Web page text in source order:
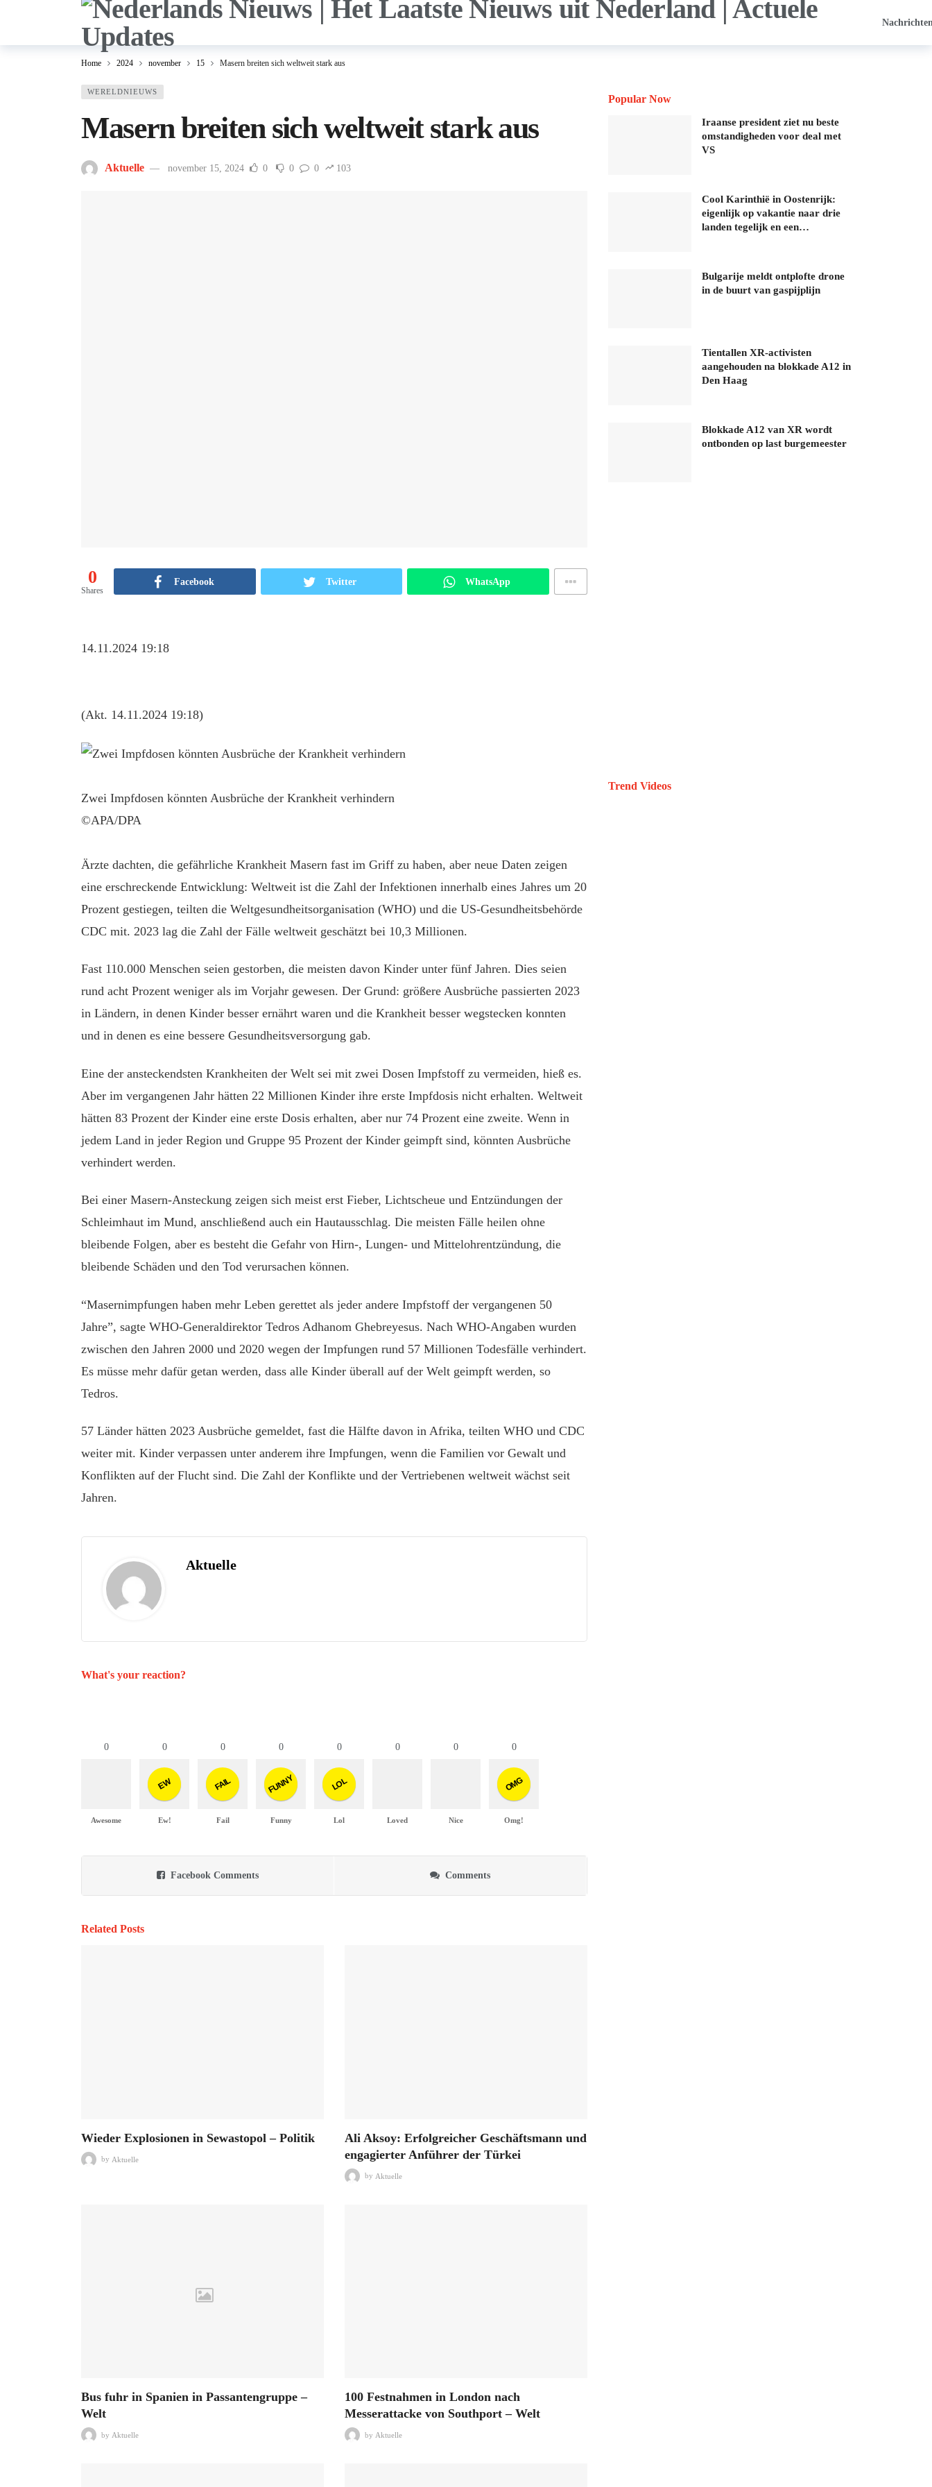
Home 2024 november 15 Masern breiten sich weltweit stark aus
WERELDNIEUWS
Masern breiten sich weltweit stark aus
Aktuelle november 15, 2024 0 0 0 103
0
Shares
Facebook Twitter WhatsApp
14.11.2024 19:18
(Akt. 14.11.2024 19:18)
Zwei Impfdosen könnten Ausbrüche der Krankheit verhindern
©APA/DPA
Ärzte dachten, die gefährliche Krankheit Masern fast im Griff zu haben, aber neue Daten zeigen
eine erschreckende Entwicklung: Weltweit ist die Zahl der Infektionen innerhalb eines Jahres um 20
Prozent gestiegen, teilten die Weltgesundheitsorganisation (WHO) und die US-Gesundheitsbehörde
CDC mit. 2023 lag die Zahl der Fälle weltweit geschätzt bei 10,3 Millionen.
Fast 110.000 Menschen seien gestorben, die meisten davon Kinder unter fünf Jahren. Dies seien
rund acht Prozent weniger als im Vorjahr gewesen. Der Grund: größere Ausbrüche passierten 2023
in Ländern, in denen Kinder besser ernährt waren und die Krankheit besser wegstecken konnten
und in denen es eine bessere Gesundheitsversorgung gab.
Eine der ansteckendsten Krankheiten der Welt sei mit zwei Dosen Impfstoff zu vermeiden, hieß es.
Aber im vergangenen Jahr hätten 22 Millionen Kinder ihre erste Impfdosis nicht erhalten. Weltweit
hätten 83 Prozent der Kinder eine erste Dosis erhalten, aber nur 74 Prozent eine zweite. Wenn in
jedem Land in jeder Region und Gruppe 95 Prozent der Kinder geimpft sind, könnten Ausbrüche
verhindert werden.
Bei einer Masern-Ansteckung zeigen sich meist erst Fieber, Lichtscheue und Entzündungen der
Schleimhaut im Mund, anschließend auch ein Hautausschlag. Die meisten Fälle heilen ohne
bleibende Folgen, aber es besteht die Gefahr von Hirn-, Lungen- und Mittelohrentzündung, die
bleibende Schäden und den Tod verursachen können.
“Masernimpfungen haben mehr Leben gerettet als jeder andere Impfstoff der vergangenen 50
Jahre”, sagte WHO-Generaldirektor Tedros Adhanom Ghebreyesus. Nach WHO-Angaben wurden
zwischen den Jahren 2000 und 2020 wegen der Impfungen rund 57 Millionen Todesfälle verhindert.
Es müsse mehr dafür getan werden, dass alle Kinder überall auf der Welt geimpft werden, so
Tedros.
57 Länder hätten 2023 Ausbrüche gemeldet, fast die Hälfte davon in Afrika, teilten WHO und CDC
weiter mit. Kinder verpassen unter anderem ihre Impfungen, wenn die Familien vor Gewalt und
Konflikten auf der Flucht sind. Die Zahl der Konflikte und der Vertriebenen weltweit wächst seit
Jahren.
Aktuelle
What's your reaction?
0
Awesome
0
EW
Ew!
0
FAIL
Fail
0
FUNNY
Funny
0
LOL
Lol
0
Loved
0
Nice
0
OMG
Omg!
Facebook Comments Comments
Related Posts
Wieder Explosionen in Sewastopol – Politik
by Aktuelle
Ali Aksoy: Erfolgreicher Geschäftsmann und
engagierter Anführer der Türkei
by Aktuelle
Bus fuhr in Spanien in Passantengruppe –
Welt
by Aktuelle
100 Festnahmen in London nach
Messerattacke von Southport – Welt
by Aktuelle
Popular Now
Iraanse president ziet nu beste
omstandigheden voor deal met
VS
Cool Karinthië in Oostenrijk:
eigenlijk op vakantie naar drie
landen tegelijk en een…
Bulgarije meldt ontplofte drone
in de buurt van gaspijplijn
Tientallen XR-activisten
aangehouden na blokkade A12 in
Den Haag
Blokkade A12 van XR wordt
ontbonden op last burgemeester
Trend Videos